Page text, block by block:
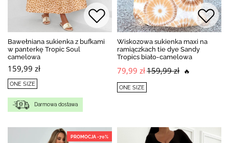
Bawełniana sukienka z bufkami
w panterkę Tropic Soul
camelowa
159,99 zł
ONE SIZE
Darmowa dostawa
Wiskozowa sukienka maxi na
ramiączkach tie dye Sandy
Tropics biało-camelowa
79,99 zł159,99 zł 🔥
ONE SIZE
PROMOCJA -70%